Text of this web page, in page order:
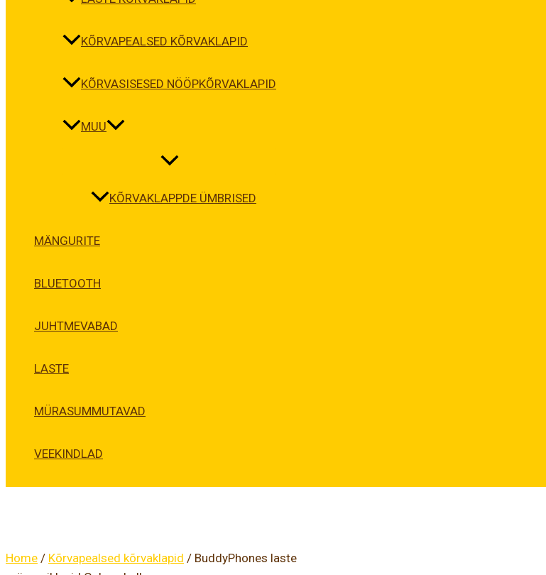
KÕRVAPEALSED KÕRVAKLAPID
KÕRVASISESED NÖÖPKÕRVAKLAPID
MUU
KÕRVAKLAPPDE ÜMBRISED
MÄNGURITE
BLUETOOTH
JUHTMEVABAD
LASTE
MÜRASUMMUTAVAD
VEEKINDLAD
Home / Kõrvapealsed kõrvaklapid / BuddyPhones laste